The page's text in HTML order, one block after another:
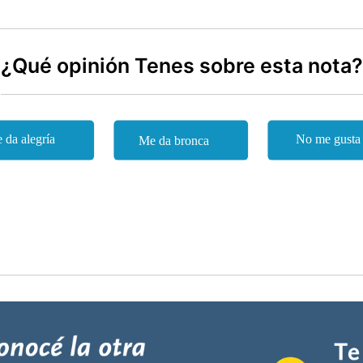
¿Qué opinión Tenes sobre esta nota?